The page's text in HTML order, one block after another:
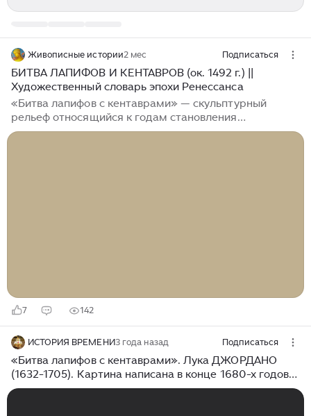
Живописные истории2 мес Подписаться
БИТВА ЛАПИФОВ И КЕНТАВРОВ (ок. 1492 г.) ||
Художественный словарь эпохи Ренессанса
«Битва лапифов с кентаврами» — скульптурный
рельеф относящийся к годам становления
Микеланджело Буонарроти (1475–1564) — периоду
7 142
ИСТОРИЯ ВРЕМЕНИ3 года назад Подписаться
«Битва лапифов с кентаврами». Лука ДЖОРДАНО
(1632-1705). Картина написана в конце 1680-х годов.
Эрмитаж